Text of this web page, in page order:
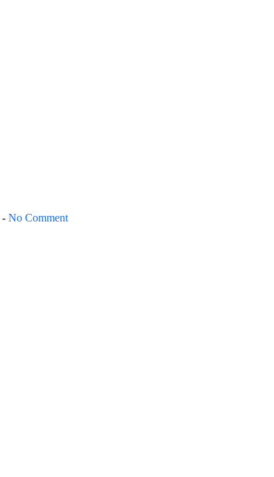
- No Comment